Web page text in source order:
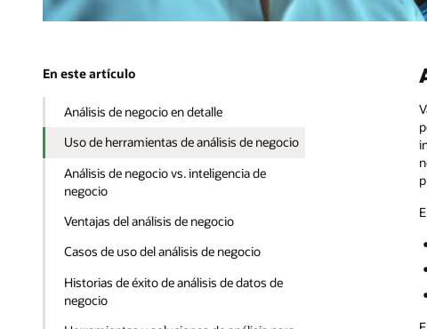
En este artículo
Análisis de negocio en detalle
Uso de herramientas de análisis de negocio
Análisis de negocio vs. inteligencia de
negocio
Ventajas del análisis de negocio
Casos de uso del análisis de negocio
Historias de éxito de análisis de datos de
negocio